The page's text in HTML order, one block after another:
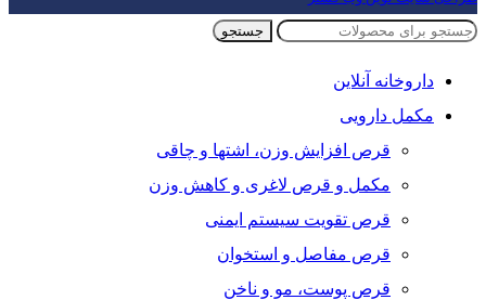
جستجو
داروخانه آنلاین
مکمل دارویی
قرص افزایش وزن، اشتها و چاقی
مکمل و قرص لاغری و کاهش وزن
قرص تقویت سیستم ایمنی
قرص مفاصل و استخوان
قرص پوست، مو و ناخن